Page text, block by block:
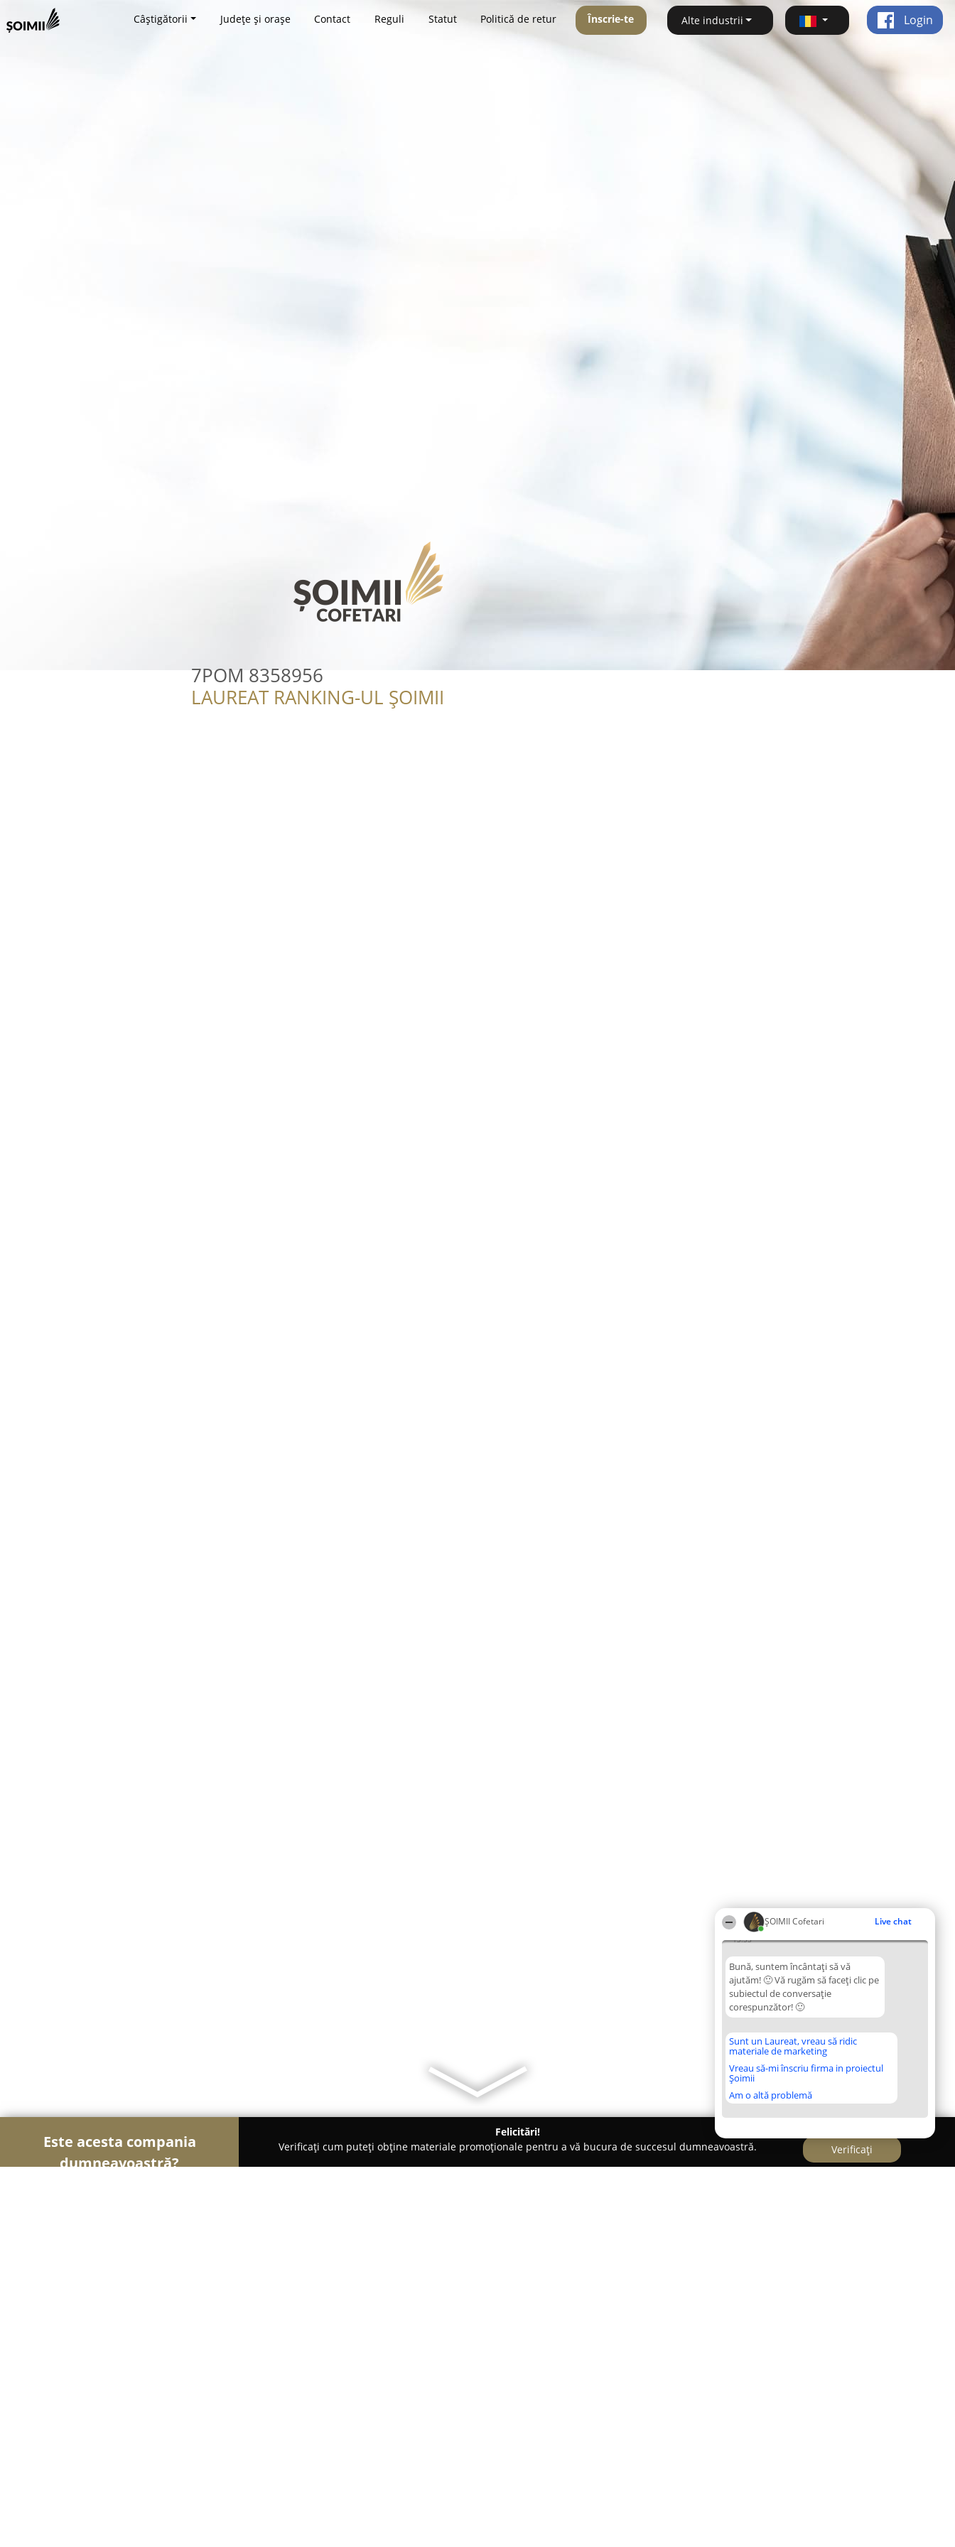
ȘOIMII Cofetari Live chat
13:33
Bună, suntem încântați să vă
ajutăm! 🙂 Vă rugăm să faceți clic pe
subiectul de conversație
corespunzător! 🙂
Sunt un Laureat, vreau să ridic
materiale de marketing
Vreau să-mi înscriu firma in proiectul
Șoimii
Am o altă problemă
Câștigătorii Județe și orașe Contact Reguli Statut Politică de retur Înscrie-te Alte industrii Login
7POM 8358956
LAUREAT RANKING-UL ȘOIMII
Este acesta compania
dumneavoastră?
Felicitări!
Verificați cum puteți obține materiale promoționale pentru a vă bucura de succesul dumneavoastră.
Verificați